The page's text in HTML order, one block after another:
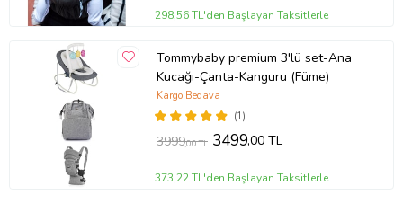
298,56 TL'den Başlayan Taksitlerle
Tommybaby premium 3'lü set-Ana
Kucağı-Çanta-Kanguru (Füme)
(1)
Kargo Bedava
3999,00 TL 3499,00 TL
373,22 TL'den Başlayan Taksitlerle